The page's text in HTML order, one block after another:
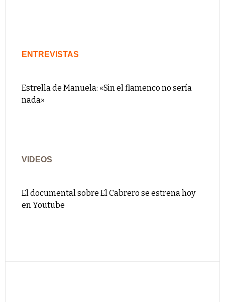
ENTREVISTAS
Estrella de Manuela: «Sin el flamenco no sería
nada»
VIDEOS
El documental sobre El Cabrero se estrena hoy
en Youtube